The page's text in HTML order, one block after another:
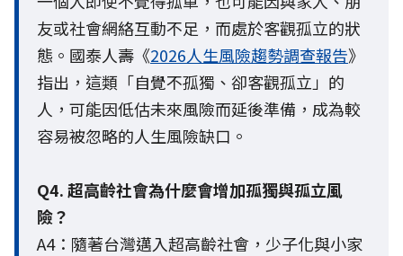
友或社會網絡互動不足，而處於客觀孤立的狀
態。國泰人壽《2026人生風險趨勢調查報告》
指出，這類「自覺不孤獨、卻客觀孤立」的
人，可能因低估未來風險而延後準備，成為較
容易被忽略的人生風險缺口。
Q4. 超高齡社會為什麼會增加孤獨與孤立風
險？
A4：隨著台灣邁入超高齡社會，少子化與小家